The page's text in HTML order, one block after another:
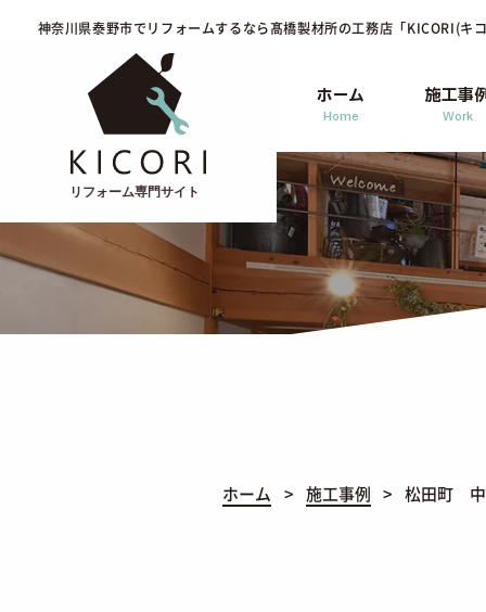
神奈川県泰野市でリフォームするなら髙橋製材所の工務店「KICORI(キ
ホーム
Home
施工事
Work
ホーム 施工事例 松田町 中